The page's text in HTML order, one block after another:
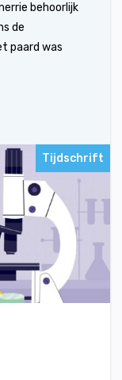
behoorlijk
de
paard was
Tijdschrift